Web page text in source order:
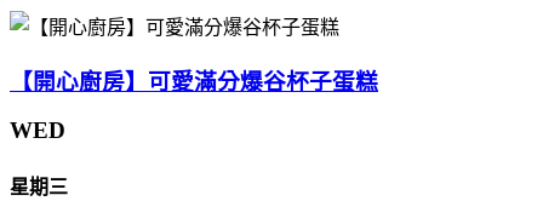
【開心廚房】可愛滿分爆谷杯子蛋糕
WED
星期三